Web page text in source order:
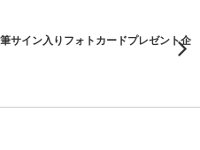
サイン入りフォトカードプレゼント企